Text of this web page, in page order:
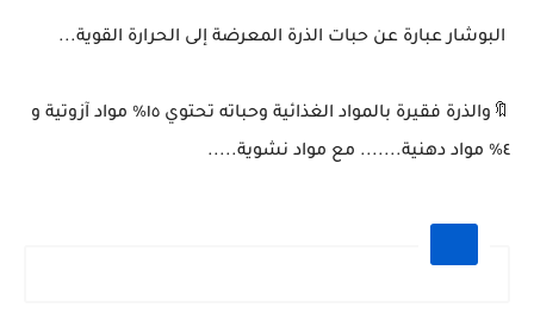
البوشار عبارة عن حبات الذرة المعرضة إلى الحرارة القوية...
🔖والذرة فقيرة بالمواد الغذائية وحباته تحتوي ١٥% مواد آزوتية و
٤% مواد دهنية....... مع مواد نشوية.....